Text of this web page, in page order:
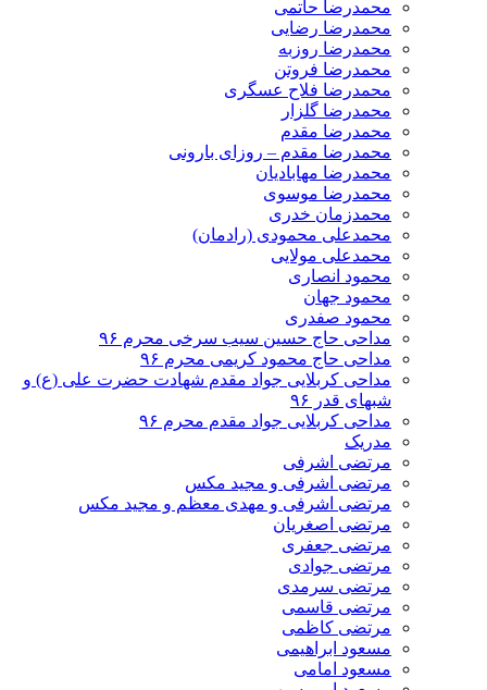
محمدرضا حاتمی
محمدرضا رضایی
محمدرضا روزبه
محمدرضا فروتن
محمدرضا فلاح عسگری
محمدرضا گلزار
محمدرضا مقدم
محمدرضا مقدم – روزای بارونی
محمدرضا مهابادیان
محمدرضا موسوی
محمدزمان خدری
محمدعلی محمودی (رادمان)
محمدعلی مولایی
محمود انصاری
محمود جهان
محمود صفدری
مداحی حاج حسین سیب سرخی محرم ۹۶
مداحی حاج محمود کریمی محرم ۹۶
مداحی کربلایی جواد مقدم شهادت حضرت علی (ع) و
شبهای قدر ۹۶
مداحی کربلایی جواد مقدم محرم ۹۶
مدریک
مرتضی اشرفی
مرتضی اشرفی و مجید مکس
مرتضی اشرفی و مهدی معظم و مجید مکس
مرتضی اصغریان
مرتضی جعفری
مرتضی جوادی
مرتضی سرمدی
مرتضی قاسمی
مرتضی کاظمی
مسعود ابراهیمی
مسعود امامی